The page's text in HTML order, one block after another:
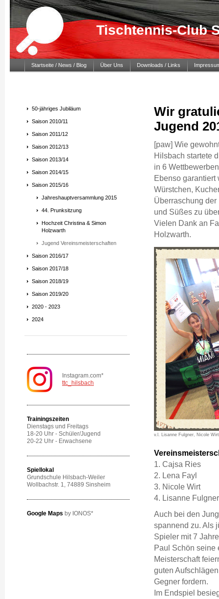
Tischtennis-Club
Startseite / News / Blog Über Uns Downloads / Links
50-jähriges Jubiläum
Saison 2010/11
Saison 2011/12
Saison 2012/13
Saison 2013/14
Saison 2014/15
Saison 2015/16
Jahreshauptversammlung 2015
44. Prunksitzung
Hochzeit Christina & Simon
Holzwarth
Jugend Vereinsmeisterschaften
Saison 2016/17
Saison 2017/18
Saison 2018/19
Saison 2019/20
2020 - 2023
2024
Instagram.com*
ttc_hilsbach
Trainingszeiten
Dienstags und Freitags
18-20 Uhr - Schüler/Jugend
20-22 Uhr - Erwachsene
Spiellokal
Grundschule Hilsbach-Weiler
Wollbachstr. 1, 74889 Sinsheim
Google Maps by IONOS*
Wir
Jugend
[paw] Wie
Hilsbach startete
in 6
Ebenso garantiert
Würstchen,
Überraschung
und Süßes zu
Vielen Dank an
Holzwarth.
v.l. Lisanne Fulgner, Nicole
1. Cajsa Ries
2. Lena Fayl
3. Nicole Wirt
4. Lisanne Fulgner
Auch bei den
spannend zu. Als
Spieler mit 7
Paul Schön seine
Meisterschaft
guten
Gegner fordern.
Im Endspiel